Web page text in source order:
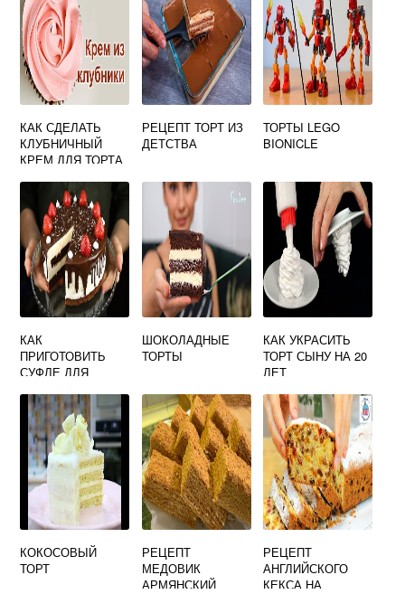
КАК СДЕЛАТЬ
КЛУБНИЧНЫЙ
КРЕМ ДЛЯ ТОРТА
РЕЦЕПТ ТОРТ ИЗ
ДЕТСТВА
ТОРТЫ LEGO
BIONICLE
КАК
ПРИГОТОВИТЬ
СУФЛЕ ДЛЯ
МОЛОКО
ШОКОЛАДНЫЕ
ТОРТЫ
КАК УКРАСИТЬ
ТОРТ СЫНУ НА 20
ЛЕТ
КОКОСОВЫЙ
ТОРТ
РЕЦЕПТ
МЕДОВИК
АРМЯНСКИЙ
РЕЦЕПТ
АНГЛИЙСКОГО
КЕКСА НА